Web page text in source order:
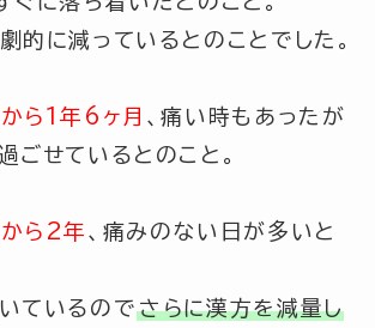
的に減っているとのことでした。
ら1年6ヶ月 、痛い時もあったが
ごせているとのこと。
ら2年 、痛みのない日が多いと
ているのでさらに漢方を減量し